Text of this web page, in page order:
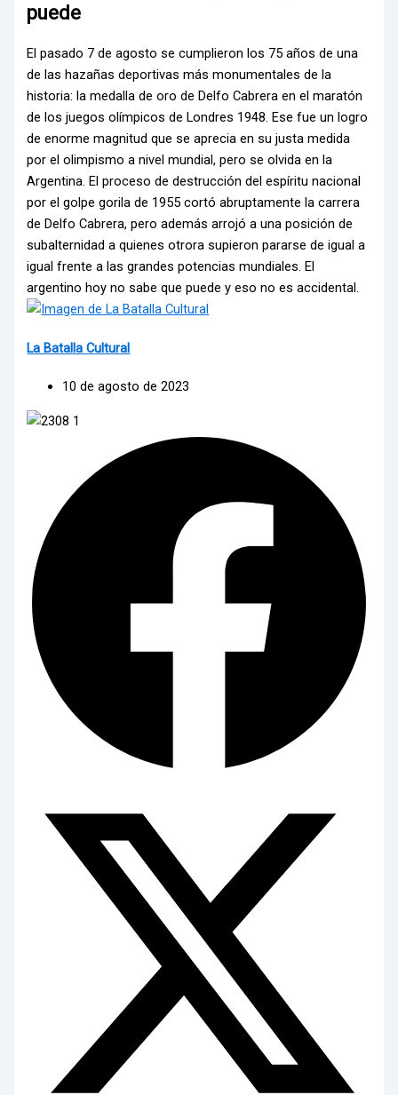
puede
El pasado 7 de agosto se cumplieron los 75 años de una
de las hazañas deportivas más monumentales de la
historia: la medalla de oro de Delfo Cabrera en el maratón
de los juegos olímpicos de Londres 1948. Ese fue un logro
de enorme magnitud que se aprecia en su justa medida
por el olimpismo a nivel mundial, pero se olvida en la
Argentina. El proceso de destrucción del espíritu nacional
por el golpe gorila de 1955 cortó abruptamente la carrera
de Delfo Cabrera, pero además arrojó a una posición de
subalternidad a quienes otrora supieron pararse de igual a
igual frente a las grandes potencias mundiales. El
argentino hoy no sabe que puede y eso no es accidental.
La Batalla Cultural
10 de agosto de 2023